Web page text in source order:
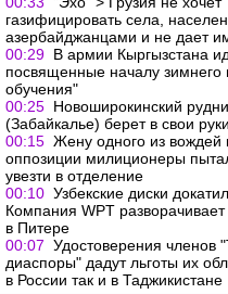
газифицировать села,
азербайджанцами и не дает
00:29 В армии Кыргызстана
посвященные началу зимнего
обучения"
00:25 Новоширокинский
(Забайкалье) берет в свои
00:15 Жену одного из вождей
оппозиции милиционеры
увезти в отделение
00:10 Узбекские диски
Компания WPT разворачивает
в Питере
00:07 Удостоверения членов
диаспоры" дадут льготы их
в России так и в Таджикистане